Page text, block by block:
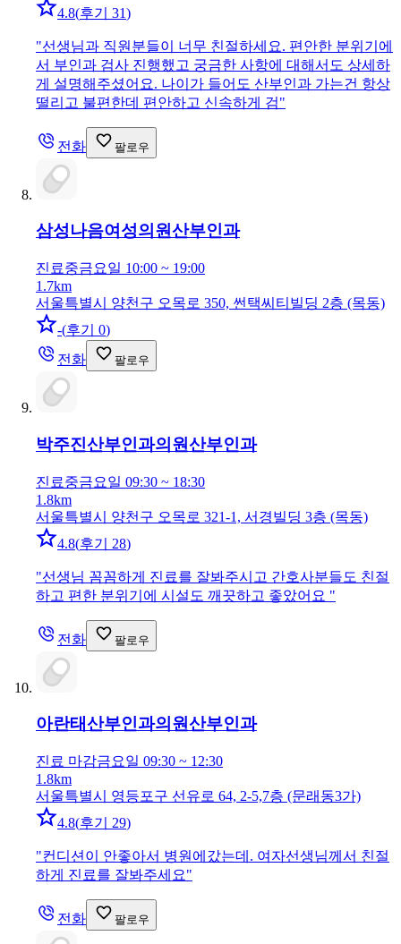
4.8(후기 31)
"선생님과 직원분들이 너무 친절하세요. 편안한 분위기에
서 부인과 검사 진행했고 궁금한 사항에 대해서도 상세하
게 설명해주셨어요. 나이가 들어도 산부인과 가는건 항상
떨리고 불편한데 편안하고 신속하게 검"
전화 팔로우
삼성나음여성의원산부인과
진료중금요일 10:00 ~ 19:00
1.7km
서울특별시 양천구 오목로 350, 썬택씨티빌딩 2층 (목동)
-(후기 0)
전화
팔로우
박주진산부인과의원산부인과
진료중금요일 09:30 ~ 18:30
1.8km
서울특별시 양천구 오목로 321-1, 서경빌딩 3층 (목동)
4.8(후기 28)
"선생님 꼼꼼하게 진료를 잘봐주시고 간호사분들도 친절
하고 편한 분위기에 시설도 깨끗하고 좋았어요 "
전화 팔로우
아란태산부인과의원산부인과
진료 마감금요일 09:30 ~ 12:30
1.8km
서울특별시 영등포구 선유로 64, 2-5,7층 (문래동3가)
4.8(후기 29)
"컨디션이 안좋아서 병원에갔는데. 여자선생님께서 친절
하게 진료를 잘봐주세요"
전화 팔로우